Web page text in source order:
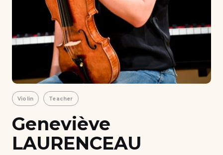
Violin Teacher
Geneviève
LAURENCEAU